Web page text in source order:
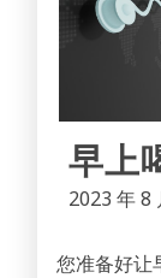
早上
2023 年 8
您准备好让